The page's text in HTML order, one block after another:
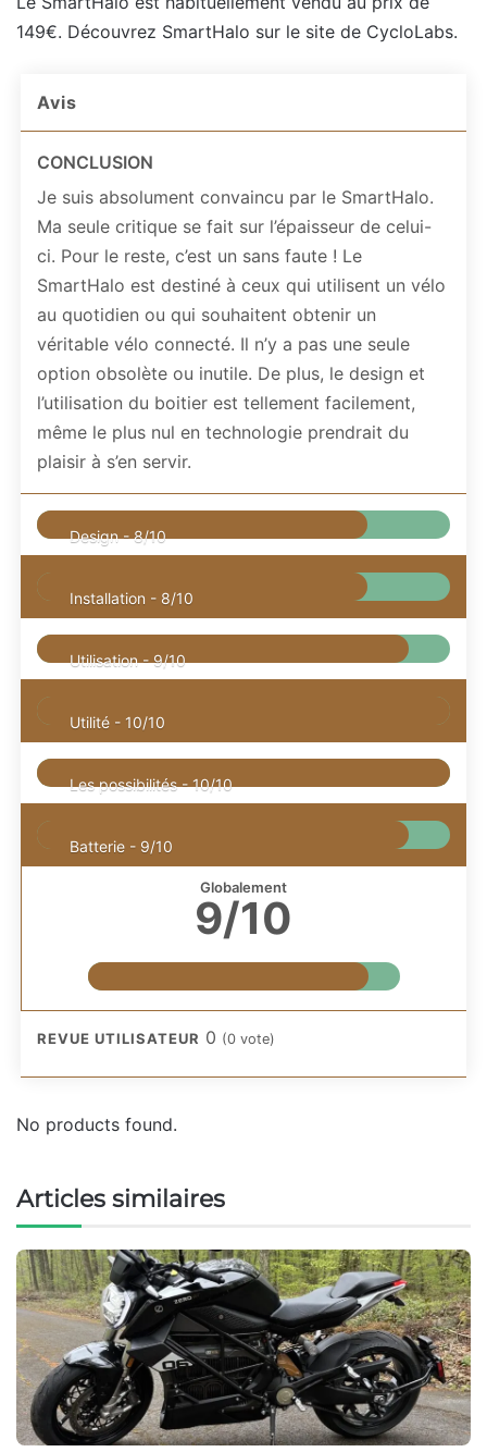
149€. Découvrez SmartHalo sur le site de CycloLabs.
Avis
CONCLUSION
Je suis absolument convaincu par le SmartHalo.
Ma seule critique se fait sur l’épaisseur de celui-
ci. Pour le reste, c’est un sans faute ! Le
SmartHalo est destiné à ceux qui utilisent un vélo
au quotidien ou qui souhaitent obtenir un
véritable vélo connecté. Il n’y a pas une seule
option obsolète ou inutile. De plus, le design et
l’utilisation du boitier est tellement facilement,
même le plus nul en technologie prendrait du
plaisir à s’en servir.
Design -8/10
Installation - 8/10
Utilisation -9/10
Utilité - 10/10
Les possibilités -10/10
Batterie - 9/10
Globalement
9/10
REVUE UTILISATEUR 0 (0 vote)
No products found.
Articles similaires